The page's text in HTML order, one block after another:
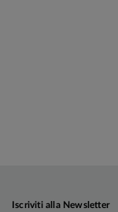
Iscriviti alla Newsletter